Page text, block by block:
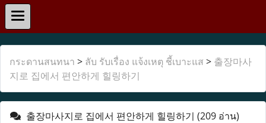
กระดานสนทนา > ลับ รับเรื่อง แจ้งเหตุ ชี้เบาะแส > 출장마사
지로 집에서 편안하게 힐링하기
출장마사지로 집에서 편안하게 힐링하기 (209 อ่าน)